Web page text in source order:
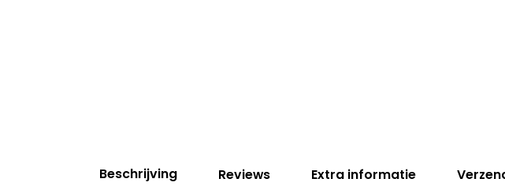
Beschrijving Reviews Extra informatie